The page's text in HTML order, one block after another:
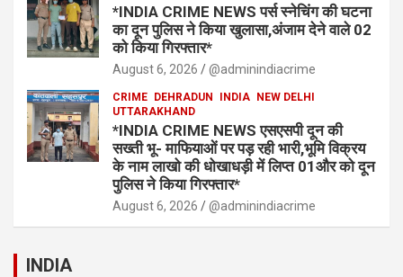
*INDIA CRIME NEWS पर्स स्नेचिंग की घटना
का दून पुलिस ने किया खुलासा,अंजाम देने वाले 02
को किया गिरफ्तार*
August 6, 2026 @adminindiacrime
CRIME DEHRADUN INDIA NEW DELHI
UTTARAKHAND
*INDIA CRIME NEWS एसएसपी दून की
सख्ती भू- माफियाओं पर पड़ रही भारी,भूमि विक्रय
के नाम लाखो की धोखाधड़ी में लिप्त 01और को दून
पुलिस ने किया गिरफ्तार*
August 6, 2026 @adminindiacrime
INDIA